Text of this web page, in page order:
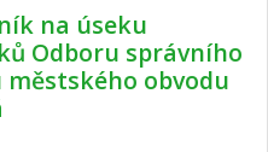
na úseku
Odboru správního
obvodu